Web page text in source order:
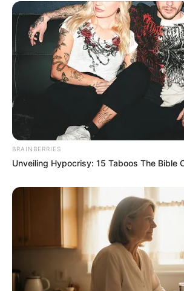
BRAINBERRIES
Unveiling Hypocrisy: 15 Taboos The Bible